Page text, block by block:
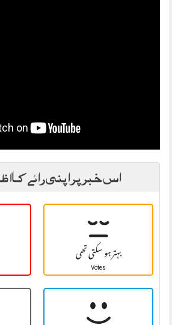
اس خبر پر اپنی رائے کا
بہتر ہو سکتی تھی
Votes